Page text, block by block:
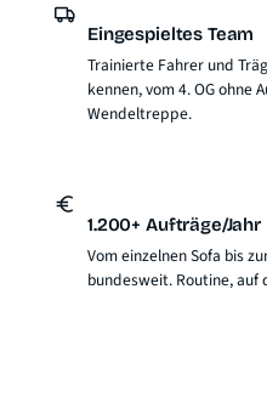
Eingespieltes Team
Trainierte Fahrer und
kennen, vom 4. OG ohne
Wendeltreppe.
1.200+ Aufträge/Jahr
Vom einzelnen Sofa bis
bundesweit. Routine, auf